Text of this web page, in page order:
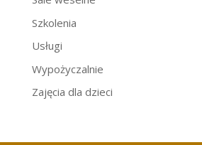
Szkolenia
Usługi
Wypożyczalnie
Zajęcia dla dzieci